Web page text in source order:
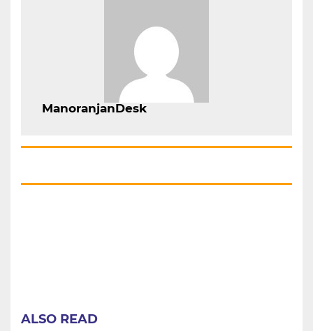
ManoranjanDesk
ALSO READ